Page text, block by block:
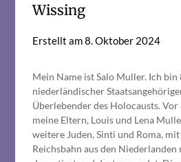
Wissing
Erstellt am8. Oktober 2024
Mein Name ist Salo Muller. Ich bin
niederländischer
Überlebender des Holocausts.
meine Eltern, Louis und Lena
weitere Juden, Sinti und Roma,
Reichsbahn aus den